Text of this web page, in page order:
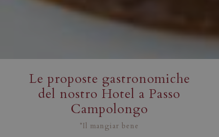
Le proposte gastronomiche
del nostro Hotel a Passo
Campolongo
*Il mangiar bene